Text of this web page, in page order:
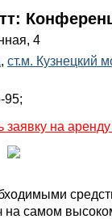
4
, ст.м. Кузнецкий
95;
на
на самом